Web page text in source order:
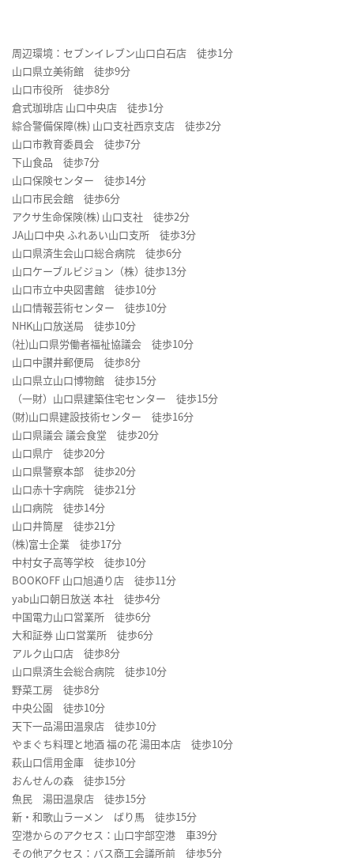
周辺環境：セブンイレブン山口白石店 徒歩1分
山口県立美術館 徒歩9分
山口市役所 徒歩8分
倉式珈琲店 山口中央店 徒歩1分
綜合警備保障(株) 山口支社西京支店 徒歩2分
山口市教育委員会 徒歩7分
下山食品 徒歩7分
山口保険センター 徒歩14分
山口市民会館 徒歩6分
アクサ生命保険(株) 山口支社 徒歩2分
JA山口中央 ふれあい山口支所 徒歩3分
山口県済生会山口総合病院 徒歩6分
山口ケーブルビジョン（株）徒歩13分
山口市立中央図書館 徒歩10分
山口情報芸術センター 徒歩10分
NHK山口放送局 徒歩10分
(社)山口県労働者福祉協議会 徒歩10分
山口中讃井郵便局 徒歩8分
山口県立山口博物館 徒歩15分
（一財）山口県建築住宅センター 徒歩15分
(財)山口県建設技術センター 徒歩16分
山口県議会 議会食堂 徒歩20分
山口県庁 徒歩20分
山口県警察本部 徒歩20分
山口赤十字病院 徒歩21分
山口病院 徒歩14分
山口井筒屋 徒歩21分
(株)富士企業 徒歩17分
中村女子高等学校 徒歩10分
BOOKOFF 山口旭通り店 徒歩11分
yab山口朝日放送 本社 徒歩4分
中国電力山口営業所 徒歩6分
大和証券 山口営業所 徒歩6分
アルク山口店 徒歩8分
山口県済生会総合病院 徒歩10分
野菜工房 徒歩8分
中央公園 徒歩10分
天下一品湯田温泉店 徒歩10分
やまぐち料理と地酒 福の花 湯田本店 徒歩10分
萩山口信用金庫 徒歩10分
おんせんの森 徒歩15分
魚民 湯田温泉店 徒歩15分
新・和歌山ラーメン ばり馬 徒歩15分
空港からのアクセス：山口宇部空港 車39分
その他アクセス：バス商工会議所前 徒歩5分